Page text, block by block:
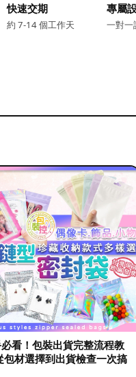
快速交期
約 7-14 個工作天
專屬
一對一
看！包裝出貨完整流程教
包材選擇到出貨檢查一次搞